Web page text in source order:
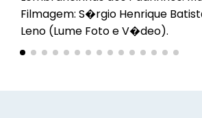
Filmagem: S�rgio Henrique
Leno (Lume Foto e V�deo).